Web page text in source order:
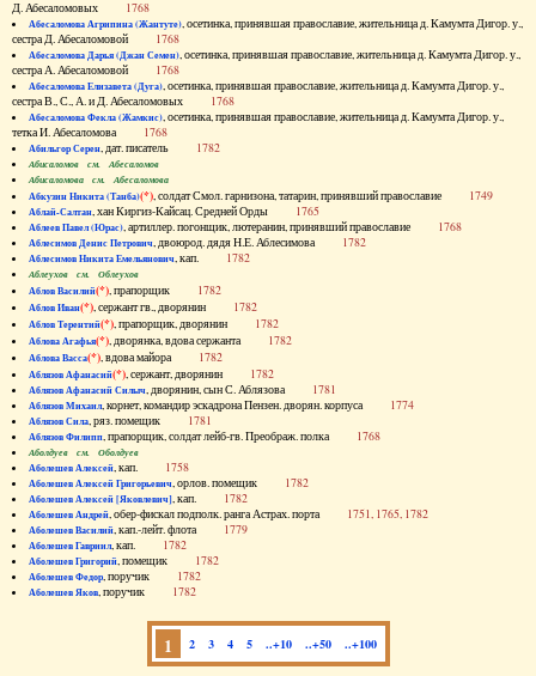
Д. Абесаломовых 1768
Абесаломова Агрипина (Жантуте), осетинка, принявшая православие, жительница д. Камумта Дигор. у.,
сестра Д. Абесаломовой 1768
Абесаломова Дарья (Джан Семен), осетинка, принявшая православие, жительница д. Камумта Дигор. у.,
сестра А. Абесаломовой 1768
Абесаломова Елизавета (Дуга), осетинка, принявшая православие, жительница д. Камумта Дигор. у.,
сестра В., С., А. и Д. Абесаломовых 1768
Абесаломова Фекла (Жамкис), осетинка, принявшая православие, жительница д. Камумта Дигор. у.,
тетка И. Абесаломова 1768
Абильгор Серен, дат. писатель 1782
Абисаломов см. Абесаломов
Абисаломова см. Абесаломова
Абкузин Никита (Танба)(*), солдат Смол. гарнизона, татарин, принявший православие 1749
Аблай-Салтан, хан Киргиз-Кайсац. Средней Орды 1765
Аблеев Павел (Юрас), артиллер. погонщик, лютеранин, принявший православие 1768
Аблесимов Денис Петрович, двоюрод. дядя Н.Е. Аблесимова 1782
Аблесимов Никита Емельянович, кап. 1782
Аблеухов см. Облеухов
Аблов Василий(*), прапорщик 1782
Аблов Иван(*), сержант гв., дворянин 1782
Аблов Терентий(*), прапорщик, дворянин 1782
Аблова Агафья(*), дворянка, вдова сержанта 1782
Аблова Васса(*), вдова майора 1782
Аблязов Афанасий(*), сержант, дворянин 1782
Аблязов Афанасий Силыч, дворянин, сын С. Аблязова 1781
Аблязов Михаил, корнет, командир эскадрона Пензен. дворян. корпуса 1774
Аблязов Сила, ряз. помещик 1781
Аблязов Филипп, прапорщик, солдат лейб-гв. Преображ. полка 1768
Аболдуев см. Оболдуев
Аболешев Алексей, кап. 1758
Аболешев Алексей Григорьевич, орлов. помещик 1782
Аболешев Алексей [Яковлевич], кап. 1782
Аболешев Андрей, обер-фискал подполк. ранга Астрах. порта 1751, 1765, 1782
Аболешев Василий, кап.-лейт. флота 1779
Аболешев Гавриил, кап. 1782
Аболешев Григорий, помещик 1782
Аболешев Федор, поручик 1782
Аболешев Яков, поручик 1782
1 2 3 4 5 ..+10 ..+50 ..+100